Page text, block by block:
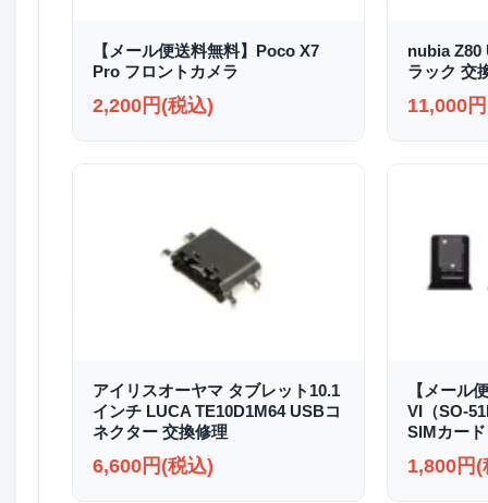
【メール便送料無料】Poco X7
Pro フロントカメラ
2,200円(税込)
nubia Z80
ラック 交
11,000
アイリスオーヤマ タブレット10.1
インチ LUCA TE10D1M64 USBコ
ネクター 交換修理
6,600円(税込)
【メール
VI（SO-
SIMカー
1,800円(